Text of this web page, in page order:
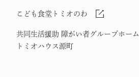
こども食堂トミオのわ
共同生活援助 障がい者グループホーム
トミオハウス源町